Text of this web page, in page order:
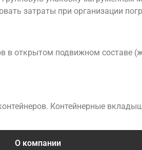
затраты при организации
в открытом подвижном составе
Контейнерные
О компании